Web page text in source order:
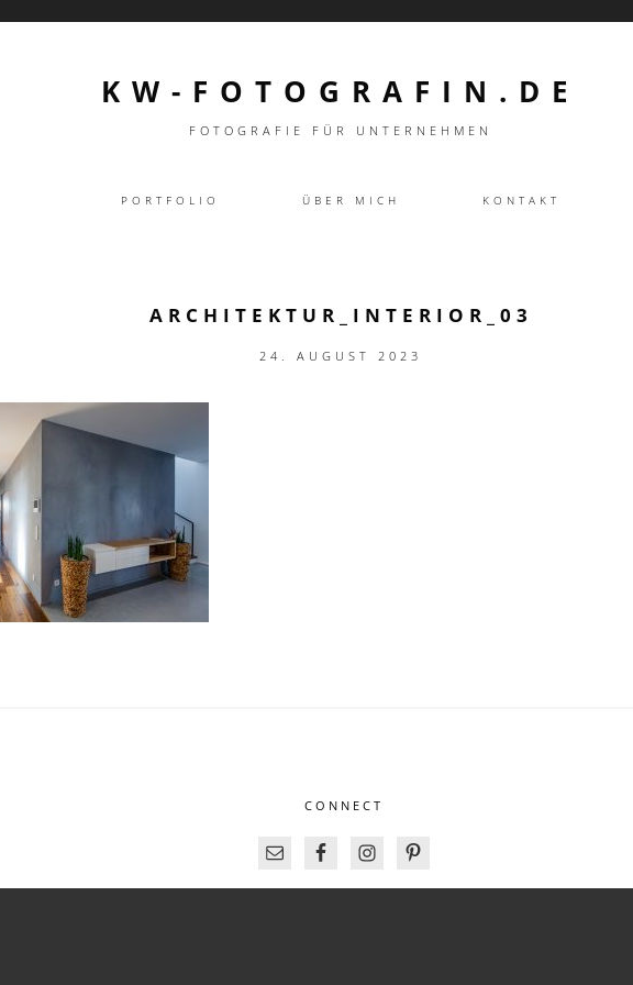
KW-FOTOGRAFIN.DE
FOTOGRAFIE FÜR UNTERNEHMEN
PORTFOLIO ÜBER MICH KONTAKT
ARCHITEKTUR_INTERIOR_03
24. AUGUST 2023
CONNECT